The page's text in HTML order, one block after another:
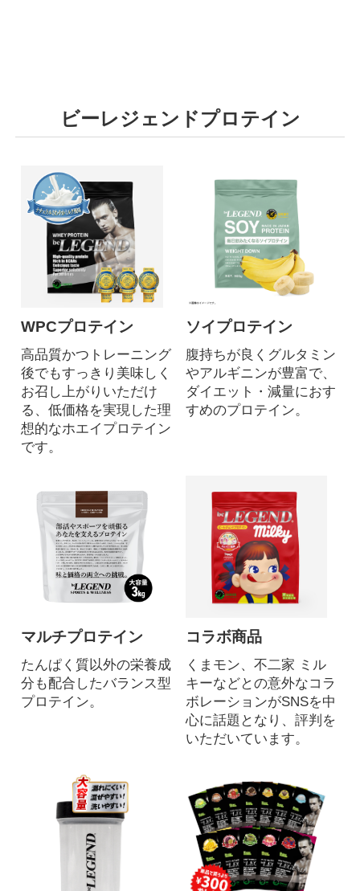
ビーレジェンドプロテイン
WPCプロテイン
高品質かつトレーニング
後でもすっきり美味しく
お召し上がりいただけ
る、低価格を実現した理
想的なホエイプロテイン
です。
ソイプロテイン
腹持ちが良くグルタミン
やアルギニンが豊富で、
ダイエット・減量におす
すめのプロテイン。
マルチプロテイン
たんぱく質以外の栄養成
分も配合したバランス型
プロテイン。
コラボ商品
くまモン、不二家 ミル
キーなどとの意外なコラ
ボレーションがSNSを中
心に話題となり、評判を
いただいています。